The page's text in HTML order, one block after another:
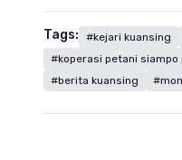
Tags: #kejari kuansing
#koperasi petani siampo
#berita kuansing